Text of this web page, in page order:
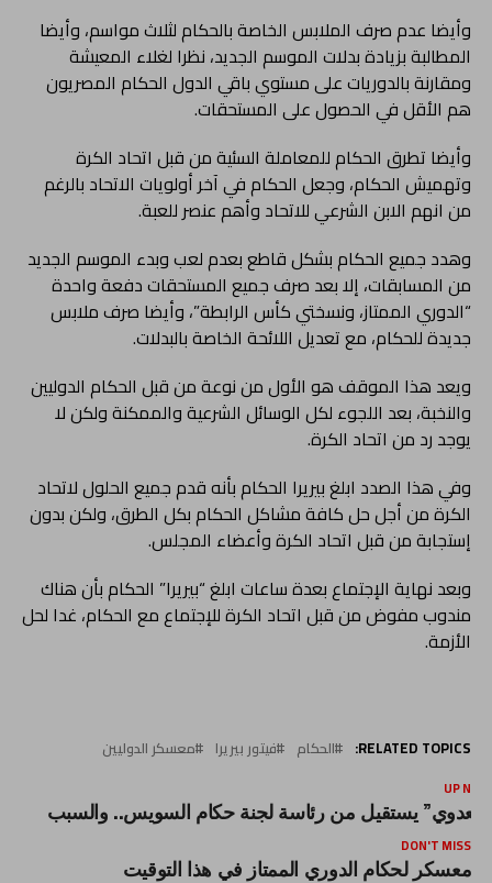
وأيضا عدم صرف الملابس الخاصة بالحكام لثلاث مواسم، وأيضا
المطالبة بزيادة بدلات الموسم الجديد، نظرا لغلاء المعيشة
ومقارنة بالدوريات على مستوي باقي الدول الحكام المصريون
هم الأقل في الحصول على المستحقات.
وأيضا تطرق الحكام للمعاملة السئية من قبل اتحاد الكرة
وتهميش الحكام، وجعل الحكام في آخر أولويات الاتحاد بالرغم
من انهم الابن الشرعي للاتحاد وأهم عنصر للعبة.
وهدد جميع الحكام بشكل قاطع بعدم لعب وبدء الموسم الجديد
من المسابقات، إلا بعد صرف جميع المستحقات دفعة واحدة
“الدوري الممتاز، ونسختي كأس الرابطة”، وأيضا صرف ملابس
جديدة للحكام، مع تعديل اللائحة الخاصة بالبدلات.
ويعد هذا الموقف هو الأول من نوعة من قبل الحكام الدوليين
والنخبة، بعد اللجوء لكل الوسائل الشرعية والممكنة ولكن لا
يوجد رد من اتحاد الكرة.
وفي هذا الصدد ابلغ بيريرا الحكام بأنه قدم جميع الحلول لاتحاد
الكرة من أجل حل كافة مشاكل الحكام بكل الطرق، ولكن بدون
إستجابة من قبل اتحاد الكرة وأعضاء المجلس.
وبعد نهاية الإجتماع بعدة ساعات ابلغ “بيريرا” الحكام بأن هناك
مندوب مفوض من قبل اتحاد الكرة للإجتماع مع الحكام، غدا لحل
الأزمة.
RELATED TOPICS: الحكام فيتور بيريرا معسكر الدوليين
UP
يستقيل من رئاسة لجنة حكام السويس.. والسبب
DON'T MISS
معسكر لحكام الدوري الممتاز في هذا التوقيت